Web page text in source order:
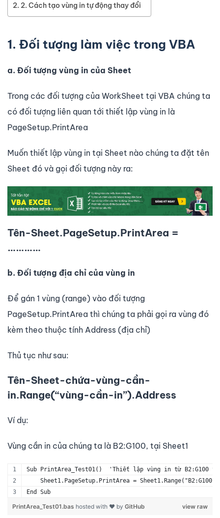
2. Cách tạo vùng in tự động thay đổi
1. Đối tượng làm việc trong VBA
a. Đối tượng vùng in của Sheet
Trong các đối tượng của WorkSheet tại VBA chúng ta
có đối tượng liên quan tới thiết lập vùng in là
PageSetup.PrintArea
Muốn thiết lập vùng in tại Sheet nào chúng ta đặt tên
Sheet đó và gọi đối tượng này ra:
Tên-Sheet.PageSetup.PrintArea =
…………
b. Đối tượng địa chỉ của vùng in
Để gán 1 vùng (range) vào đối tượng
PageSetup.PrintArea thì chúng ta phải gọi ra vùng đó
kèm theo thuộc tính Address (địa chỉ)
Thủ tục như sau:
Tên-Sheet-chứa-vùng-cần-
in.Range(“vùng-cần-in”).Address
Ví dụ:
Vùng cần in của chúng ta là B2:G100, tại Sheet1
Sub PrintArea_Test01()  'Thiết lập vùng in từ B2:G100
Sheet1.PageSetup.PrintArea =
End Sub
view raw
PrintArea_Test01.bas hosted with ❤ by GitHub